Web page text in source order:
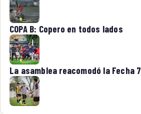
COPA B: Copero en todos lados
La asamblea reacomodó la Fecha 7